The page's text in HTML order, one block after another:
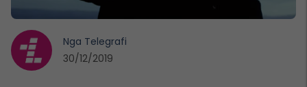
Nga Telegrafi
30/12/2019